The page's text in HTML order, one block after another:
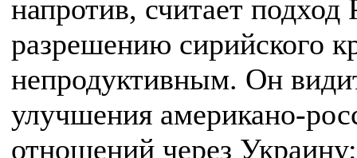
напротив, считает подход
разрешению сирийского
непродуктивным. Он
улучшения американо-
отношений через Украину: